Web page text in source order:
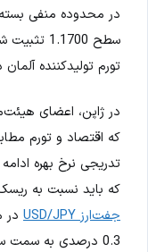
در محدوده منفی
سطح
تورم تولیدکننده آلمان
در ژاپن، اعضای
که اقتصاد و تورم
که باید نسبت به
جفت‌ارز USD/JPY
در
0.3 درصدی به سمت سطح 156.00 حرکت کرده است.